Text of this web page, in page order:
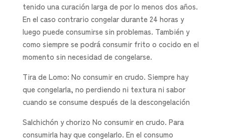
tenido una curación larga de por lo menos dos años.
En el caso contrario congelar durante 24 horas y
luego puede consumirse sin problemas. También y
como siempre se podrá consumir frito o cocido en el
momento sin necesidad de congelarse.
Tira de Lomo: No consumir en crudo. Siempre hay
que congelarla, no perdiendo ni textura ni sabor
cuando se consume después de la descongelación
Salchichón y chorizo No consumir en crudo. Para
consumirla hay que congelarlo. En el consumo